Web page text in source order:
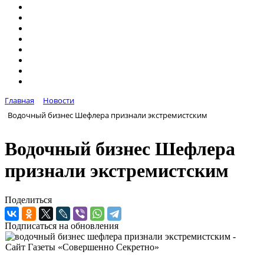
Главная
Новости
Водочный бизнес Шефлера признали экстремистским
Водочный бизнес Шефлера
признали экстремистским
Поделиться
Подписаться на обновления